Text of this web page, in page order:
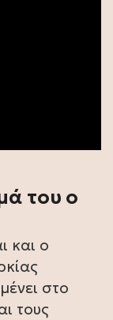
του ο
και ο
στο
τους